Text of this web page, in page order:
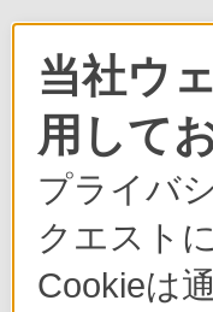
当社ウ
用して
プライバ
クエスト
Cookieは